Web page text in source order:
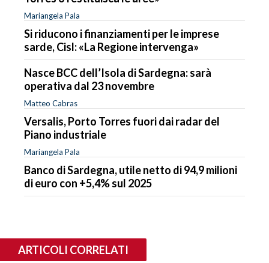
Mariangela Pala
Si riducono i finanziamenti per le imprese
sarde, Cisl: «La Regione intervenga»
Nasce BCC dell’Isola di Sardegna: sarà
operativa dal 23 novembre
Matteo Cabras
Versalis, Porto Torres fuori dai radar del
Piano industriale
Mariangela Pala
Banco di Sardegna, utile netto di 94,9 milioni
di euro con +5,4% sul 2025
ARTICOLI CORRELATI